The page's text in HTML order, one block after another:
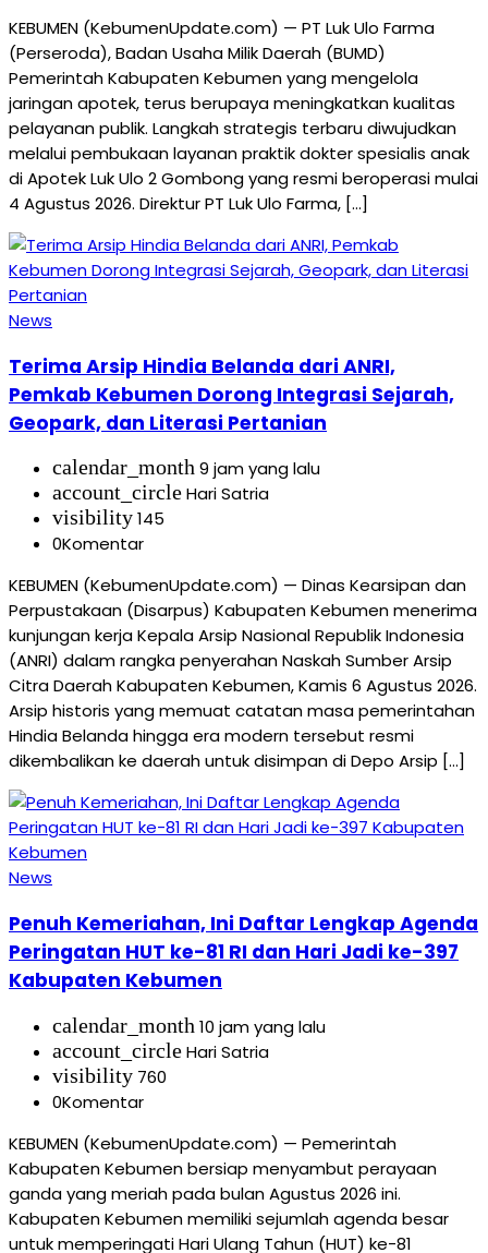
KEBUMEN (KebumenUpdate.com) — PT Luk Ulo Farma
(Perseroda), Badan Usaha Milik Daerah (BUMD)
Pemerintah Kabupaten Kebumen yang mengelola
jaringan apotek, terus berupaya meningkatkan kualitas
pelayanan publik. Langkah strategis terbaru diwujudkan
melalui pembukaan layanan praktik dokter spesialis anak
di Apotek Luk Ulo 2 Gombong yang resmi beroperasi mulai
4 Agustus 2026. Direktur PT Luk Ulo Farma, […]
News
Terima Arsip Hindia Belanda dari ANRI,
Pemkab Kebumen Dorong Integrasi Sejarah,
Geopark, dan Literasi Pertanian
calendar_month9 jam yang lalu
account_circleHari Satria
visibility145
0Komentar
KEBUMEN (KebumenUpdate.com) — Dinas Kearsipan dan
Perpustakaan (Disarpus) Kabupaten Kebumen menerima
kunjungan kerja Kepala Arsip Nasional Republik Indonesia
(ANRI) dalam rangka penyerahan Naskah Sumber Arsip
Citra Daerah Kabupaten Kebumen, Kamis 6 Agustus 2026.
Arsip historis yang memuat catatan masa pemerintahan
Hindia Belanda hingga era modern tersebut resmi
dikembalikan ke daerah untuk disimpan di Depo Arsip […]
News
Penuh Kemeriahan, Ini Daftar Lengkap Agenda
Peringatan HUT ke-81 RI dan Hari Jadi ke-397
Kabupaten Kebumen
calendar_month 10 jam yang lalu
account_circleHari Satria
visibility 760
0Komentar
KEBUMEN (KebumenUpdate.com) — Pemerintah
Kabupaten Kebumen bersiap menyambut perayaan
ganda yang meriah pada bulan Agustus 2026 ini.
Kabupaten Kebumen memiliki sejumlah agenda besar
untuk memperingati Hari Ulang Tahun (HUT) ke-81